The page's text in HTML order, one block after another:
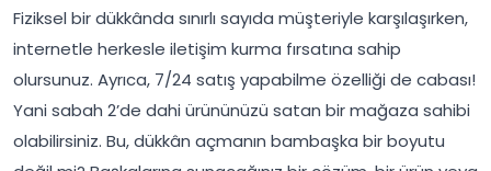
Fiziksel bir dükkânda sınırlı sayıda müşteriyle karşılaşırken,
internetle herkesle iletişim kurma fırsatına sahip
olursunuz. Ayrıca, 7/24 satış yapabilme özelliği de cabası!
Yani sabah 2’de dahi ürününüzü satan bir mağaza sahibi
olabilirsiniz. Bu, dükkân açmanın bambaşka bir boyutu